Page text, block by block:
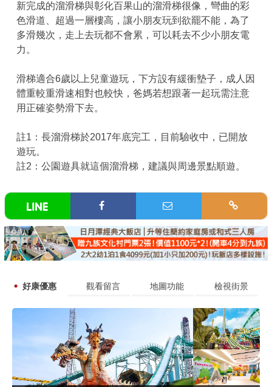
新完成的溜滑梯與彰化百果山的溜滑梯很像，彎曲的彩
色滑道、超過一層樓高，讓小朋友玩到欲罷不能，為了
多滑幾次，走上去玩都不會累，可以耗去不少小朋友電
力。
滑梯適合6歲以上兒童遊玩，下方設有緩衝墊子，成人因
體重較重滑速相對也較快，爸媽若想跟著一起玩需注意
用正確姿勢滑下去。
註1：長溜滑梯於2017年底完工，目前驗收中，已開放
遊玩。
註2：公園遊具就這個溜滑梯，建議與周邊景點順遊。
好康優惠 觀看留言 地圖功能 檢視街景